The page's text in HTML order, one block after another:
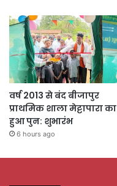
वर्ष 2013 से बंद बीजापुर
प्राथमिक शाला मेट्टापारा का
हुआ पुन: शुभारंभ
6 hours ago